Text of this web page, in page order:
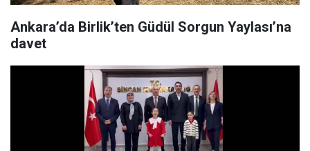
Ankara’da Birlik’ten Güdül Sorgun Yaylası’na
davet